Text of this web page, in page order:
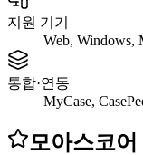
지원 기기
Web, Windows,
통합·연동
MyCase,
모아스코어